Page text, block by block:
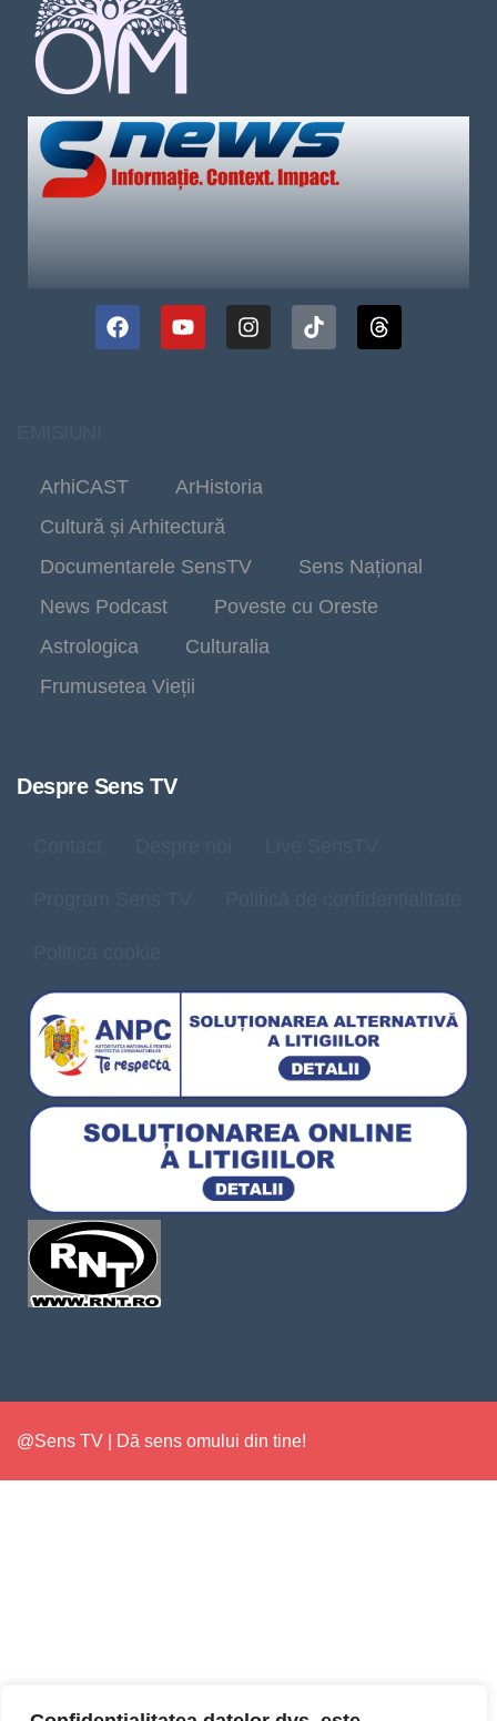
ArhiCAST
ArHistoria
Cultură și Arhitectură
Documentarele SensTV
Sens Național
News Podcast
Poveste cu Oreste
Astrologica
Culturalia
Frumusetea Vieții
Despre Sens TV
@Sens TV | Dă sens omului din tine!